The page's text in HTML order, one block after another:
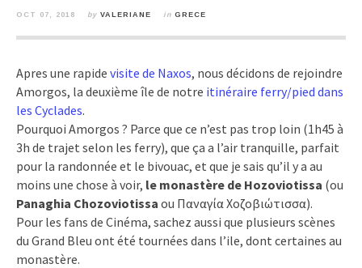
OCT 07, 2018 by VALERIANE in GRECE
Apres une rapide visite de Naxos, nous décidons de rejoindre
Amorgos, la deuxième île de notre itinéraire ferry/pied dans
les Cyclades.
Pourquoi Amorgos ? Parce que ce n’est pas trop loin (1h45 à
3h de trajet selon les ferry), que ça a l’air tranquille, parfait
pour la randonnée et le bivouac, et que je sais qu’il y a au
moins une chose à voir, le monastère de Hozoviotissa (ou
Panaghia Chozoviotissa ou Παναγία Χοζοβιώτισσα).
Pour les fans de Cinéma, sachez aussi que plusieurs scènes
du Grand Bleu ont été tournées dans l’ile, dont certaines au
monastère.